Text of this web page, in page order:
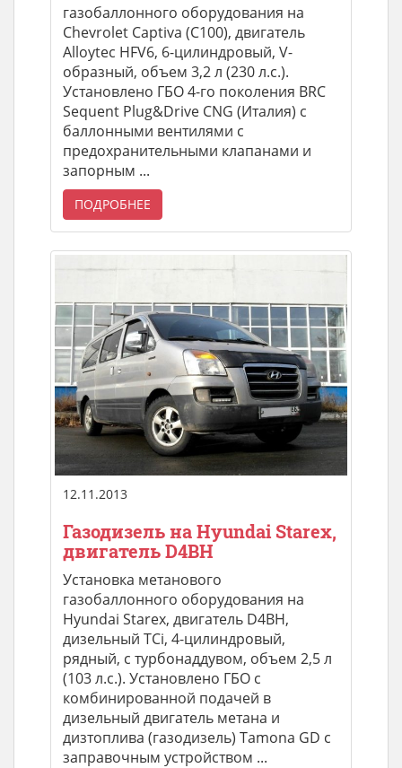
газобаллонного оборудования на
Chevrolet Captiva (C100), двигатель
Alloytec HFV6, 6-цилиндровый, V-
образный, объем 3,2 л (230 л.с.).
Установлено ГБО 4-го поколения BRC
Sequent Plug&Drive CNG (Италия) с
баллонными вентилями с
предохранительными клапанами и
запорным ...
ПОДРОБНЕЕ
12.11.2013
Газодизель на Hyundai Starex,
двигатель D4BH
Установка метанового
газобаллонного оборудования на
Hyundai Starex, двигатель D4BH,
дизельный TCi, 4-цилиндровый,
рядный, с турбонаддувом, объем 2,5 л
(103 л.с.). Установлено ГБО с
комбинированной подачей в
дизельный двигатель метана и
дизтоплива (газодизель) Tamona GD с
заправочным устройством ...